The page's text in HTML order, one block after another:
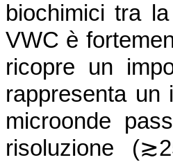
biochimici tra
VWC è
ricopre un
rappresenta
microonde
risoluzione